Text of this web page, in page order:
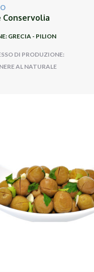
Conservolia
GRECIA - PILION
DI PRODUZIONE:
AL NATURALE